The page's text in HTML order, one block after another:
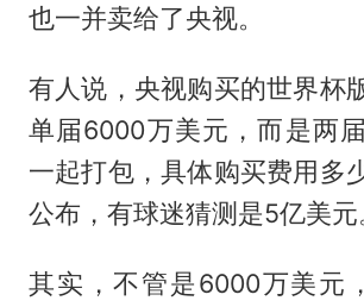
也一并卖给了央视。
有人说，央视购买的世界杯
单届6000万美元，而是两
一起打包，具体购买费用多
公布，有球迷猜测是5亿美元
其实，不管是6000万美元